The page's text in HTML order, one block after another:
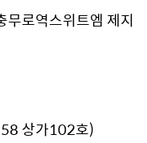
로역스위트엠 제지
상가102호)